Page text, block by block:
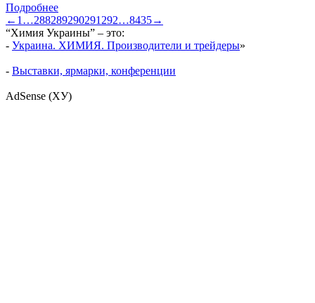
Подробнее
← 1 …288289290291 292…8435→
“Химия Украины” – это:
- Украина. ХИМИЯ. Производители и трейдеры»
- Выставки, ярмарки, конференции
AdSense (ХУ)